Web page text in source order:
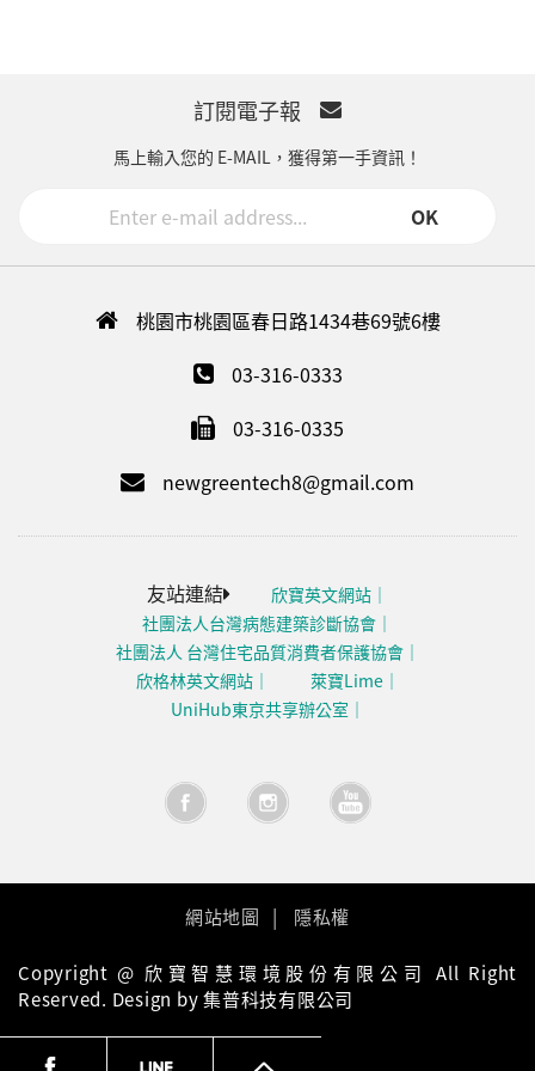
訂閱電子報
馬上輸入您的 E-MAIL，獲得第一手資訊！
OK
桃園市桃園區春日路1434巷69號6樓
03-316-0333
03-316-0335
newgreentech8@gmail.com
友站連結
欣寶英文網站
社團法人台灣病態建築診斷協會
社團法人 台灣住宅品質消費者保護協會
欣格林英文網站
萊寶Lime
UniHub東京共享辦公室
網站地圖 隱私權
Copyright @ 欣寶智慧環境股份有限公司 All Right
Reserved. Design by 集普科技有限公司